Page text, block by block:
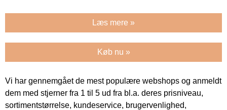
Læs mere »
Køb nu »
Vi har gennemgået de mest populære webshops og anmeldt
dem med stjerner fra 1 til 5 ud fra bl.a. deres prisniveau,
sortimentstørrelse, kundeservice, brugervenlighed,